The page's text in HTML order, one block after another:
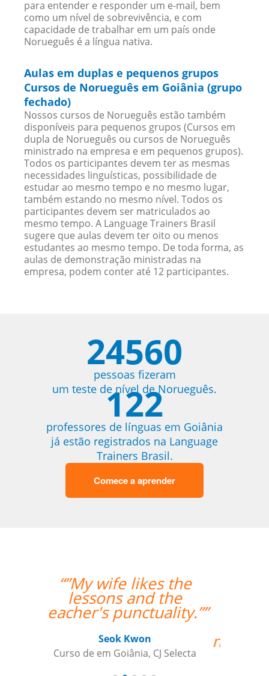
para entender e responder um e-mail, bem
como um nível de sobrevivência, e com
capacidade de trabalhar em um país onde
Norueguês é a língua nativa.
Aulas em duplas e pequenos grupos
Cursos de Norueguês em Goiânia (grupo
fechado)
Nossos cursos de Norueguês estão também
disponíveis para pequenos grupos (Cursos em
dupla de Norueguês ou cursos de Norueguês
ministrado na empresa e em pequenos grupos).
Todos os participantes devem ter as mesmas
necessidades linguísticas, possibilidade de
estudar ao mesmo tempo e no mesmo lugar,
também estando no mesmo nível. Todos os
participantes devem ser matriculados ao
mesmo tempo. A Language Trainers Brasil
sugere que aulas devem ter oito ou menos
estudantes ao mesmo tempo. De toda forma, as
aulas de demonstração ministradas na
empresa, podem conter até 12 participantes.
24560
pessoas fizeram
um teste de nível de Norueguês.
122
professores de línguas em Goiânia
já estão registrados na Language
Trainers Brasil.
Comece a aprender
“”Considero a sua
empresa a ser
extremamente útil
para satisfazer as
necessidades da minha
filha de 12 anos que
está aprendendo